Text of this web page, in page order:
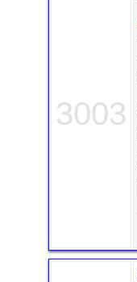
3003